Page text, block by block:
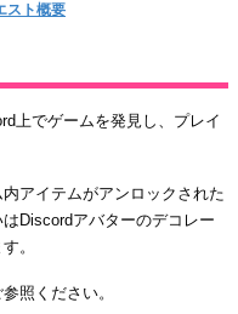
スト概要
上でゲームを発見し、プレイ
アイテムがアンロックされた
Discordアバターのデコレー
。
照ください。